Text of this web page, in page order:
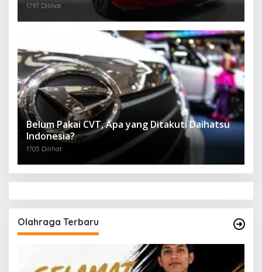
1797 Dilihat
Belum Pakai CVT, Apa yang Ditakuti Daihatsu
Indonesia?
1705 Dilihat
Olahraga Terbaru